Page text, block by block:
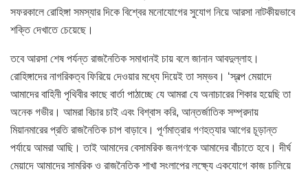
সফরকালে রোহিঙ্গা সমস্যার দিকে বিশ্বের মনোযোগের সুযোগ নিয়ে আরসা নাটকীয়ভাবে
শক্তি দেখাতে চেয়েছে।
তবে আরসা শেষ পর্যন্ত রাজনৈতিক সমাধানই চায় বলে জানান আবদুল্লাহ।
রোহিঙ্গাদের নাগরিকত্ব ফিরিয়ে দেওয়ার মধ্যে দিয়েই তা সম্ভব। ‘স্বল্প মেয়াদে
আমাদের বাহিনী পৃথিবীর কাছে বার্তা পাঠাচ্ছে যে আমরা যে অনাচারের শিকার হয়েছি তা
অনেক গভীর। আমরা বিচার চাই এবং বিশ্বাস করি, আন্তর্জাতিক সম্প্রদায়
মিয়ানমারের প্রতি রাজনৈতিক চাপ বাড়াবে। পূর্ণমাত্রার গণহত্যার আগের চূড়ান্ত
পর্যায়ে আমরা আছি। তাই আমাদের বেসামরিক জনগণকে আমাদের বাঁচাতে হবে। দীর্ঘ
মেয়াদে আমাদের সামরিক ও রাজনৈতিক শাখা সংলাপের লক্ষ্যে একযোগে কাজ চালিয়ে